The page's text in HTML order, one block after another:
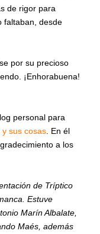
de rigor para
faltaban, desde
por su precioso
¡Enhorabuena!
personal para
y sus cosas . En él
a los
de Tríptico
Estuve
Marín Albalate,
Maés, además